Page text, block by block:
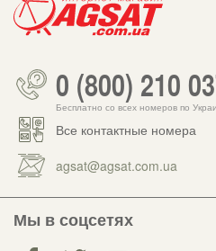
0 (800) 210
Бесплатно со всех номеров по
Все контактные номера
agsat@agsat.com.ua
Мы в соцсетях